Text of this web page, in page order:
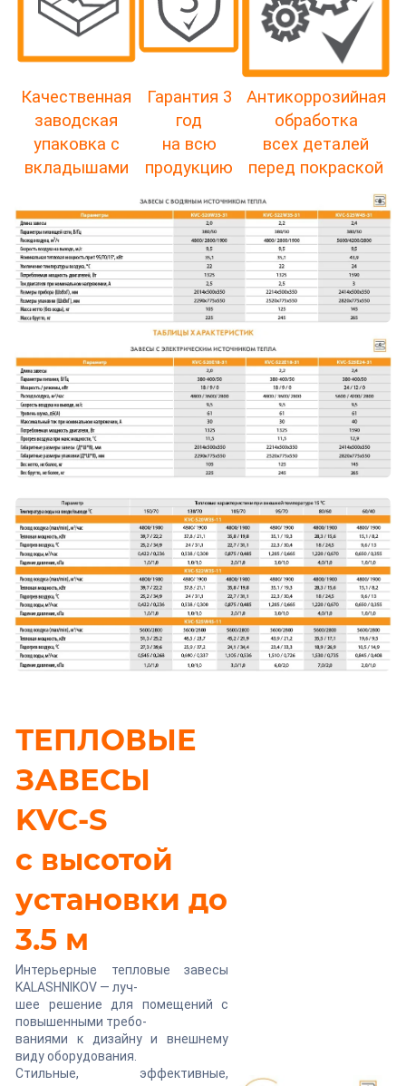
Качественная
заводская
упаковка с
вкладышами
Гарантия 3
год
на всю
продукцию
Антикоррозийная
обработка
всех деталей
перед покраской
ТЕПЛОВЫЕ
ЗАВЕСЫ
KVC-S
с высотой
установки до
3.5 м
Интерьерные тепловые завесы
KALASHNIKOV — луч-
шее решение для помещений с
повышенными требо-
ваниями к дизайну и внешнему
виду оборудования.
Стильные, эффективные,